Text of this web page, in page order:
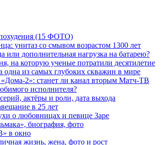
(15 ФОТО)
унитаз со смывом возрастом 1300 лет
или дополнительная нагрузка на батарею?
на которую ученые потратили десятилетие
одна из самых глубоких скважин в мире
2»: станет ли канал вторым Матч-ТВ
исполнителя?
актёры и роли, дата выхода
в 25 лет
о любовницах и певице Заре
биография, фото
в окно
жизнь, жена, фото и рост